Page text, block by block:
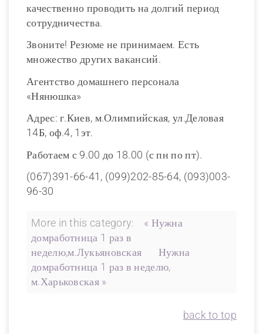
качественно проводить на долгий период
сотрудничества.
Звоните! Резюме не принимаем. Есть
множество других вакансий.
Агентство домашнего персонала
«Нянюшка»
Адрес: г.Киев, м.Олимпийская, ул.Деловая
14Б, оф.4, 1эт.
Работаем с 9.00 до 18.00 (с пн по пт).
(067)391-66-41, (099)202-85-64, (093)003-
96-30
More in this category:
« Нужна
домработница 1 раз в
неделю,м.Лукьяновская
Нужна
домработница 1 раз в неделю,
м.Харьковская »
back to top